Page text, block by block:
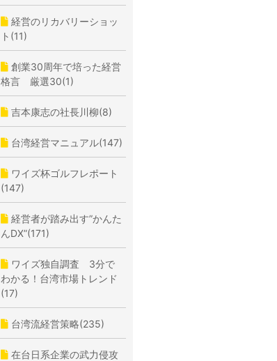
経営のリカバリーショッ
ト(11)
創業30周年で培った経営
格言 厳選30(1)
吉本康志の社長川柳(8)
台湾経営マニュアル(147)
ワイズ杯ゴルフレポート
(147)
経営者が踏み出す”かんた
んDX”(171)
ワイズ独自調査 3分で
わかる！台湾市場トレンド
(17)
台湾流経営策略(235)
在台日系企業の武力侵攻